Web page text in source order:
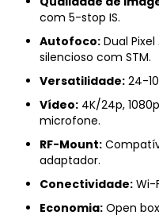
com 5-stop IS.
Autofoco: Dual
silencioso com STM.
Versatilidade: 24-
Vídeo: 4K/24p,
microfone.
RF-Mount:
adaptador.
Conectividade: Wi-
Economia: Open